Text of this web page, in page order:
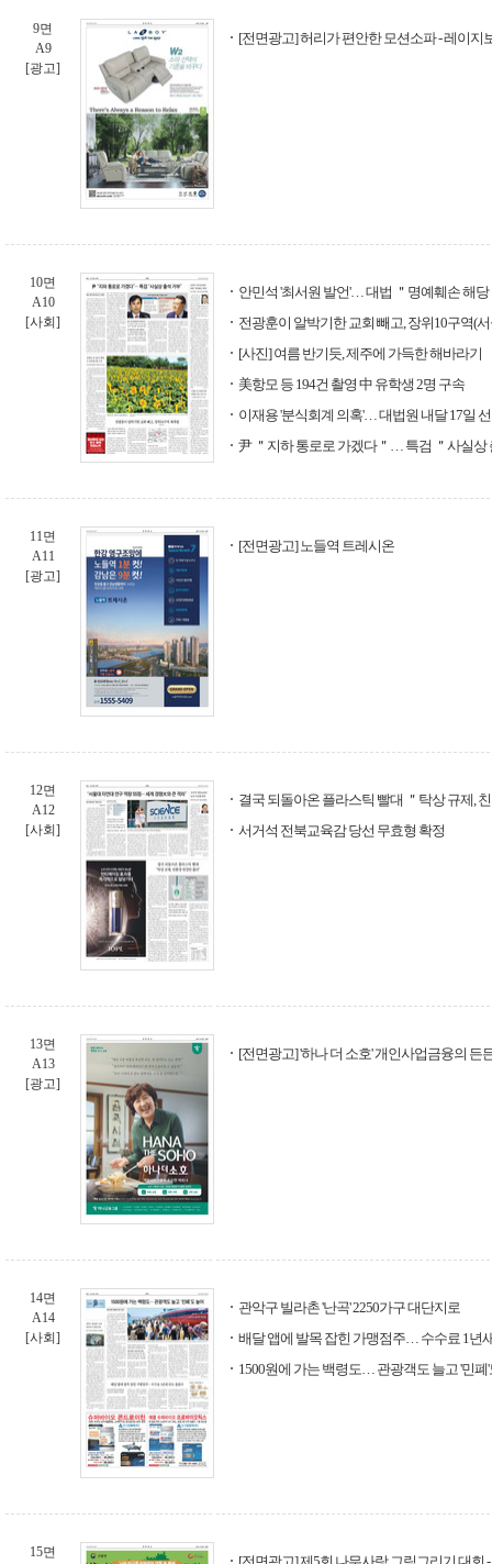
9면
A9
[광고]
[전면광고] 허리가 편안한 모션소파 - 레이지
10면
A10
[사회]
안민석 '최서원 발언'… 대법 ＂명예훼손 해당
전광훈이 알박기한 교회 빼고, 장위10구역(
[사진] 여름 반기듯, 제주에 가득한 해바라기
美항모 등 194건 촬영 中 유학생 2명 구속
이재용 '분식회계 의혹'… 대법원 내달 17일
尹 ＂지하 통로로 가겠다＂… 특검 ＂사실상
11면
A11
[광고]
[전면광고] 노들역 트레시온
12면
A12
[사회]
결국 되돌아온 플라스틱 빨대 ＂탁상 규제,
서거석 전북교육감 당선 무효형 확정
13면
A13
[광고]
[전면광고] '하나 더 소호' 개인사업금융의 든
14면
A14
[사회]
관악구 빌라촌 '난곡' 2250가구 대단지로
배달 앱에 발목 잡힌 가맹점주… 수수료 1년
1500원에 가는 백령도… 관광객도 늘고 '민폐'
15면